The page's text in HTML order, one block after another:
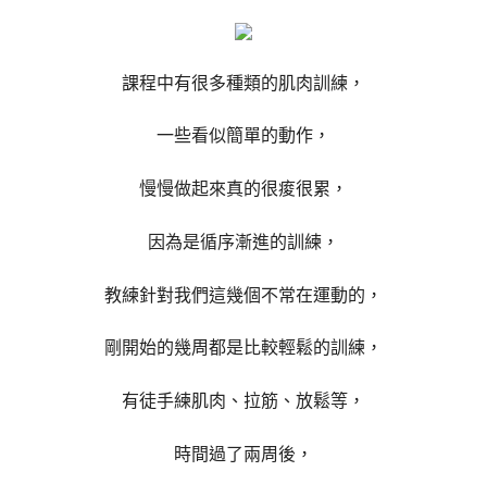
課程中有很多種類的肌肉訓練，
一些看似簡單的動作，
慢慢做起來真的很痠很累，
因為是循序漸進的訓練，
教練針對我們這幾個不常在運動的，
剛開始的幾周都是比較輕鬆的訓練，
有徒手練肌肉、拉筋、放鬆等，
時間過了兩周後，